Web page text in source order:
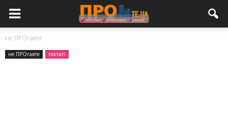
не ПРОгавте
не ПРОгавте постаті